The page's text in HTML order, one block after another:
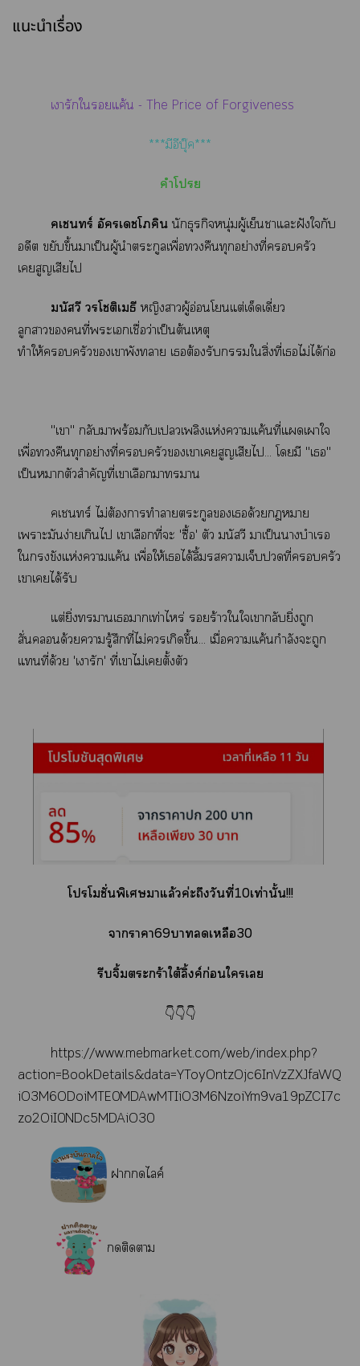
แนะนำเรื่อง
เารักใแค้น - The Price of Forgiveness
***มีอีบุ๊ค***
คำโ
​คเชนทร์ อัครเโภคินนักธุรกิจหนุ่มผู้เย็นาแะฝังใกับ
อดีต ขยับขึ้นาเป็นผู้นำตระกูลเพื่อคืนทุกอย่างที่ครัว
เสูญเสียไ
มนัสวี วรโชติเมธีหญิงาผู้อ่อนโแต่เด็ดเดี่ยว
ลูกาคนที่ะเเชื่อว่าเป็นต้นเหตุ
ทำให้ครัวเาพังา เต้องรับใสิ่งที่เไม่ได้ก่อ
"เา" กลับาพร้อมกับเเพลิงแห่งาแค้นที่แเาใ
เพื่อคืนทุกอย่างที่ครัวเาเสูญเสียไ... โมี "เ"
เป็นาตัวสำคัญที่เาเลือกาาน
คเชนทร์ ไม่ต้องาทำาตระกูลเด้วยา
เาะมันง่ายเกินไ เาเลือกที่ะ 'ซื้อ' ตัว มนัสวี าเป็นาบำเรอ
ใขังแห่งาแค้น เพื่อให้เได้ลิ้มาเจ็บที่ครัว
เาเได้รับ
แต่ยิ่งาเาเท่าไหร่ ร้าวใใเากลับยิ่งถูก
สั่นด้วยารู้สึกที่ไม่เกิดขึ้น... เมื่อาแค้นกำลังะถูก
แที่ด้วย 'เารัก' ที่เาไม่เตั้งตัว
โปรโมชั่นพิเศษาแล้วค่ะถึงวันที่10เท่านั้น!!!
าาา69าเหลือ30
รีบจิ้มะกร้าใต้ลิ้งค์ก่อนใเ
👇👇👇
https://www.mebmarket.com/web/index.php?
action=BookDetails&data=YToyOntzOjc6InVzZXJfaWQ
iO3M6ODoiMTE0MDAwMTIiO3M6NzoiYm9va19pZCI7c
zo2OiI0NDc5MDAiO30
าไลค์
ติดา